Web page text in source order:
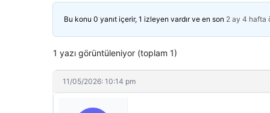
Bu konu 0 yanıt içerir, 1 izleyen vardır ve en son 2 ay 4 hafta
1 yazı görüntüleniyor (toplam 1)
11/05/2026: 10:14 pm